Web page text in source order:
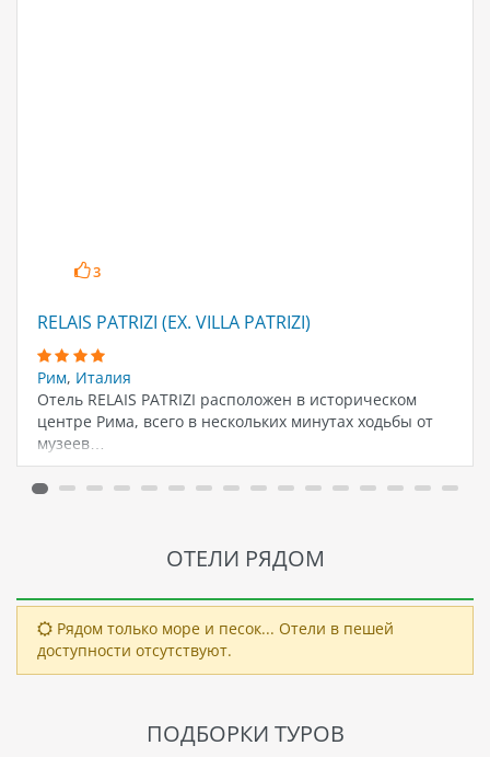
3
RELAIS PATRIZI (EX. VILLA PATRIZI)
Рим, Италия
Отель RELAIS PATRIZI расположен в историческом
центре Рима, всего в нескольких минутах ходьбы от
музеев…
ОТЕЛИ РЯДОМ
Рядом только море и песок... Отели в пешей
доступности отсутствуют.
ПОДБОРКИ ТУРОВ